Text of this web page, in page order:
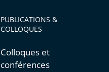
PUBLICATIONS &
COLLOQUES
Colloques et
conférences